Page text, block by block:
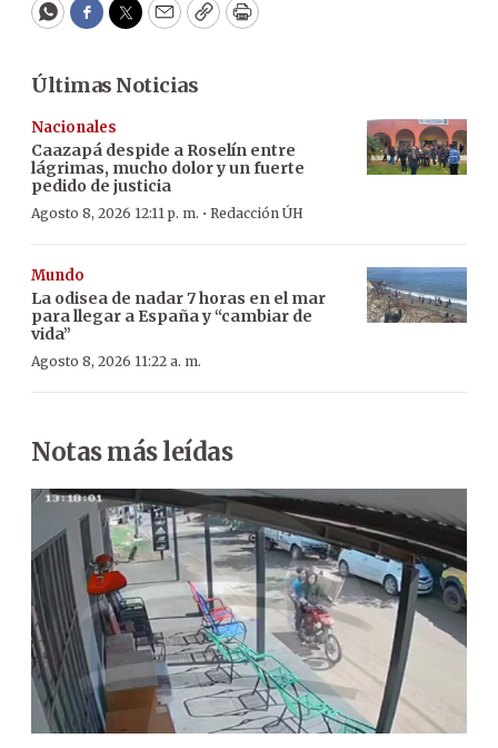
WhatsApp
Facebook
Twitter
EmailCopyPrint
Últimas Noticias
Nacionales
Caazapá despide a Roselín entre
lágrimas, mucho dolor y un fuerte
pedido de justicia
Agosto 8, 2026 12:11 p. m. · Redacción ÚH
Mundo
La odisea de nadar 7 horas en el mar
para llegar a España y “cambiar de
vida”
Agosto 8, 2026 11:22 a. m.
Notas más leídas